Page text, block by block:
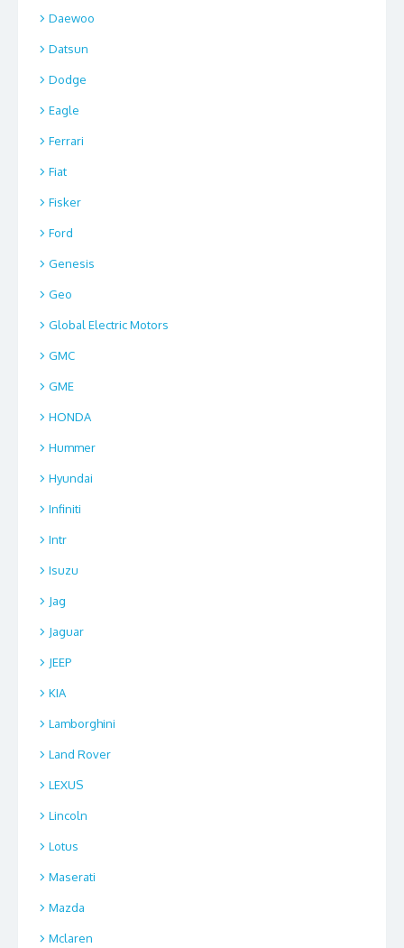
Daewoo
Datsun
Dodge
Eagle
Ferrari
Fiat
Fisker
Ford
Genesis
Geo
Global Electric Motors
GMC
GME
HONDA
Hummer
Hyundai
Infiniti
Intr
Isuzu
Jag
Jaguar
JEEP
KIA
Lamborghini
Land Rover
LEXUS
Lincoln
Lotus
Maserati
Mazda
Mclaren